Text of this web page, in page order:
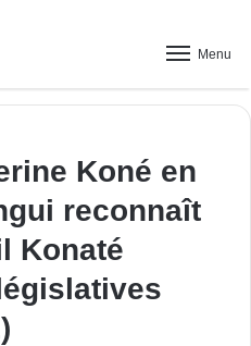
Menu
Koné en
reconnaît
Konaté